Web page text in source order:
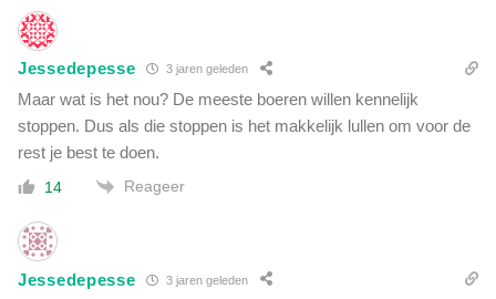
Jessedepesse 3 jaren geleden
Maar wat is het nou? De meeste boeren willen kennelijk
stoppen. Dus als die stoppen is het makkelijk lullen om voor de
rest je best te doen.
14 Reageer
Jessedepesse 3 jaren geleden